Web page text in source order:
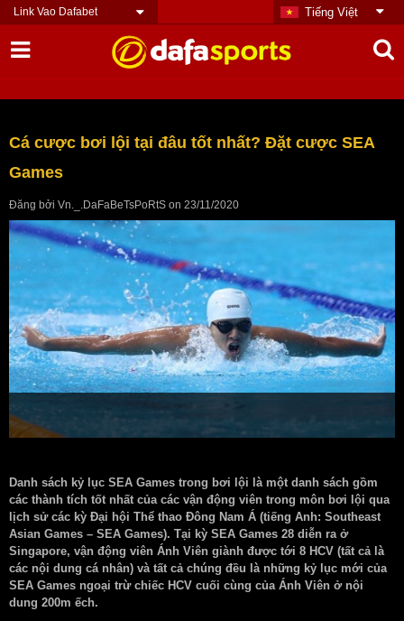
Link Vao Dafabet Tiếng Việt
Cá cược bơi lội tại đâu tốt nhất? Đặt cược SEA
Games
Đăng bởi Vn._.DaFaBeTsPoRtS on 23/11/2020
Danh sách kỷ lục SEA Games trong bơi lội là một danh sách gồm
các thành tích tốt nhất của các vận động viên trong môn bơi lội qua
lịch sử các kỳ Đại hội Thể thao Đông Nam Á (tiếng Anh: Southeast
Asian Games – SEA Games). Tại kỳ SEA Games 28 diễn ra ở
Singapore, vận động viên Ánh Viên giành được tới 8 HCV (tất cả là
các nội dung cá nhân) và tất cả chúng đều là những kỷ lục mới của
SEA Games ngoại trừ chiếc HCV cuối cùng của Ánh Viên ở nội
dung 200m ếch.